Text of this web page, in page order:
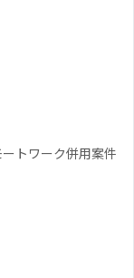
トワーク併用案件